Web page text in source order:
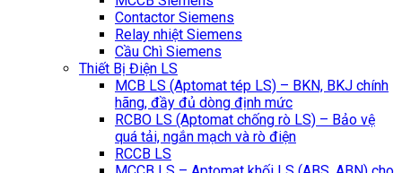
Contactor Siemens
Relay nhiệt Siemens
Cầu Chì Siemens
Thiết Bị Điện LS
MCB LS (Aptomat tép LS) – BKN, BKJ chính
hãng, đầy đủ dòng định mức
RCBO LS (Aptomat chống rò LS) – Bảo vệ
quá tải, ngắn mạch và rò điện
RCCB LS